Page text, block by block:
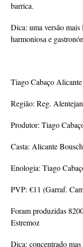
barrica.
Dica: uma versão
harmoniosa e
Tiago Cabaço
Região: Reg.
Produtor: Tiago
Casta: Alicante
Enologia: Tiago
PVP: €11 (Garraf.
Foram produzidas
Estremoz
Dica: concentrado